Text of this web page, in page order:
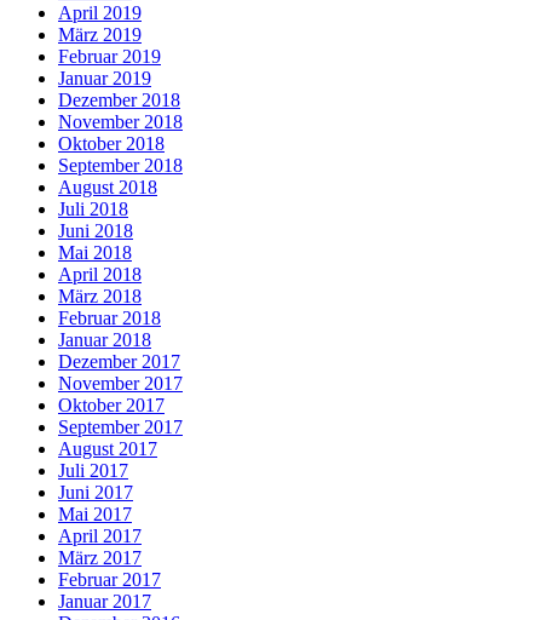
April 2019
März 2019
Februar 2019
Januar 2019
Dezember 2018
November 2018
Oktober 2018
September 2018
August 2018
Juli 2018
Juni 2018
Mai 2018
April 2018
März 2018
Februar 2018
Januar 2018
Dezember 2017
November 2017
Oktober 2017
September 2017
August 2017
Juli 2017
Juni 2017
Mai 2017
April 2017
März 2017
Februar 2017
Januar 2017